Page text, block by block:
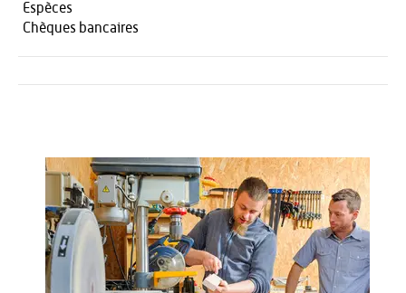
Espèces
Chèques bancaires